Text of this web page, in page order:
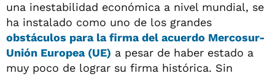
una inestabilidad económica a nivel mundial, se
ha instalado como uno de los grandes
obstáculos para la firma del acuerdo Mercosur-
Unión Europea (UE) a pesar de haber estado a
muy poco de lograr su firma histórica. Sin